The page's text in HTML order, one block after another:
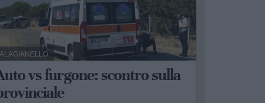
vs furgone: scontro sulla